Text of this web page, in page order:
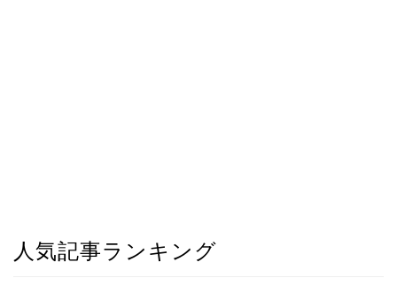
人気記事ランキング